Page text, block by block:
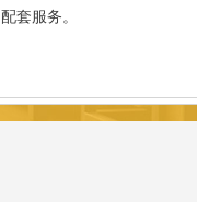
配套服务。